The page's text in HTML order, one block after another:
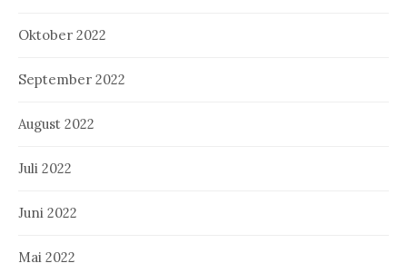
Oktober 2022
September 2022
August 2022
Juli 2022
Juni 2022
Mai 2022